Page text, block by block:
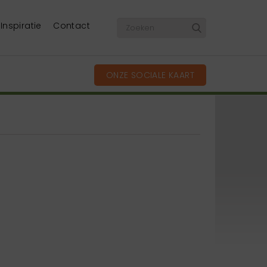
Inspiratie Contact
ONZE SOCIALE KAART